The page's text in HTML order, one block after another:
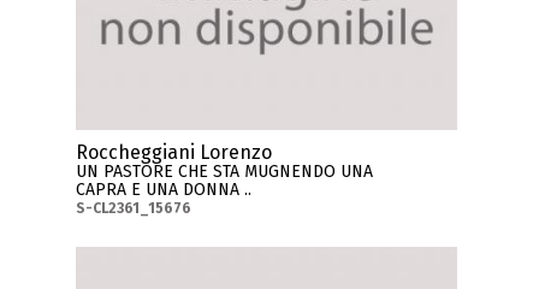
Roccheggiani Lorenzo
UN PASTORE CHE STA MUGNENDO UNA
CAPRA E UNA DONNA ..
S-CL2361_15676